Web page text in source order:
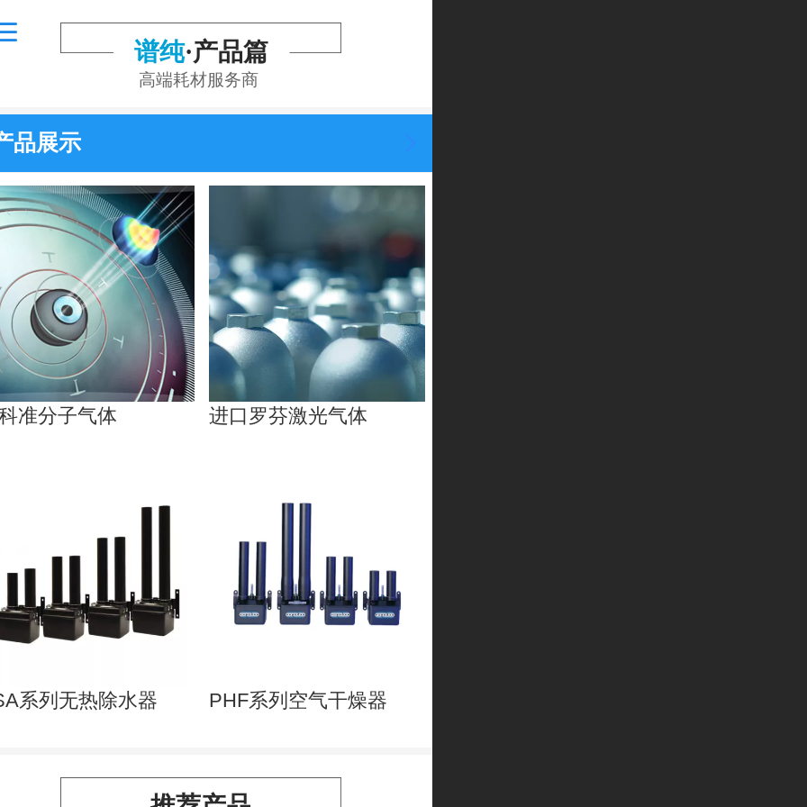
谱纯·产品篇
高端耗材服务商
品展示
准分子气体 进口罗芬激光气体
系列无热除水器 PHF系列空气干燥器